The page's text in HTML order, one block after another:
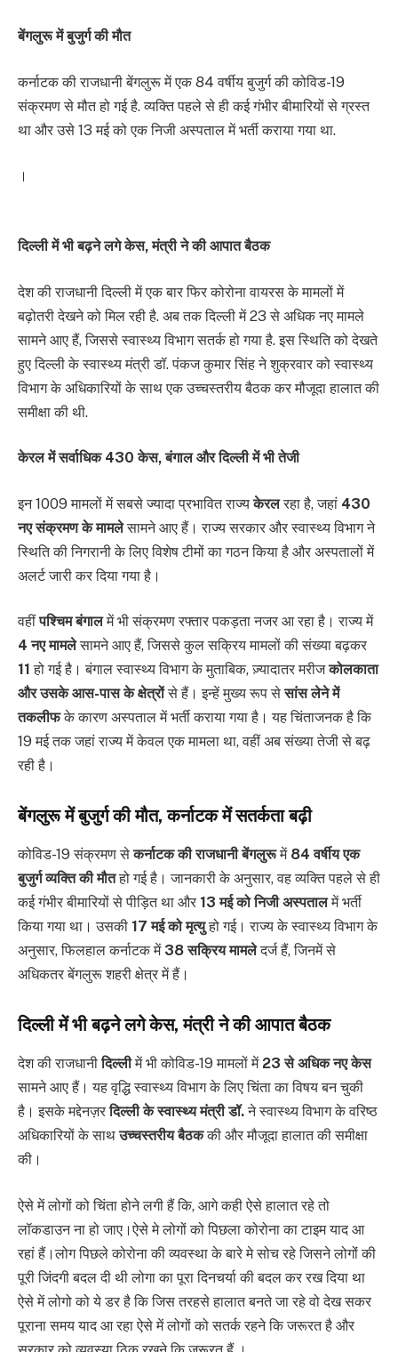
बेंगलुरू में बुजुर्ग की मौत
कर्नाटक की राजधानी बेंगलुरू में एक 84 वर्षीय बुजुर्ग की कोविड-19
संक्रमण से मौत हो गई है. व्यक्ति पहले से ही कई गंभीर बीमारियों से ग्रस्त
था और उसे 13 मई को एक निजी अस्पताल में भर्ती कराया गया था.
।
दिल्ली में भी बढ़ने लगे केस, मंत्री ने की आपात बैठक
देश की राजधानी दिल्ली में एक बार फिर कोरोना वायरस के मामलों में
बढ़ोतरी देखने को मिल रही है. अब तक दिल्ली में 23 से अधिक नए मामले
सामने आए हैं, जिससे स्वास्थ्य विभाग सतर्क हो गया है. इस स्थिति को देखते
हुए दिल्ली के स्वास्थ्य मंत्री डॉ. पंकज कुमार सिंह ने शुक्रवार को स्वास्थ्य
विभाग के अधिकारियों के साथ एक उच्चस्तरीय बैठक कर मौजूदा हालात की
समीक्षा की थी.
केरल में सर्वाधिक 430 केस, बंगाल और दिल्ली में भी तेजी
इन 1009 मामलों में सबसे ज्यादा प्रभावित राज्यकेरलरहा है, जहां 430
नए संक्रमण के मामलेसामने आए हैं। राज्य सरकार और स्वास्थ्य विभाग ने
स्थिति की निगरानी के लिए विशेष टीमों का गठन किया है और अस्पतालों में
अलर्ट जारी कर दिया गया है।
वहींपश्चिम बंगालमें भी संक्रमण रफ्तार पकड़ता नजर आ रहा है। राज्य में
4 नए मामलेसामने आए हैं, जिससे कुल सक्रिय मामलों की संख्या बढ़कर
11 हो गई है। बंगाल स्वास्थ्य विभाग के मुताबिक, ज़्यादातर मरीजकोलकाता
और उसके आस-पास के क्षेत्रोंसे हैं। इन्हें मुख्य रूप सेसांस लेने में
तकलीफके कारण अस्पताल में भर्ती कराया गया है। यह चिंताजनक है कि
19 मई तक जहां राज्य में केवल एक मामला था, वहीं अब संख्या तेजी से बढ़
रही है।
बेंगलुरू में बुजुर्ग की मौत, कर्नाटक में सतर्कता बढ़ी
कोविड-19 संक्रमण सेकर्नाटक की राजधानी बेंगलुरूमें 84 वर्षीय एक
बुजुर्ग व्यक्ति की मौतहो गई है। जानकारी के अनुसार, वह व्यक्ति पहले से ही
कई गंभीर बीमारियों से पीड़ित था और 13 मई को निजी अस्पतालमें भर्ती
किया गया था। उसकी 17 मई को मृत्युहो गई। राज्य के स्वास्थ्य विभाग के
अनुसार, फिलहाल कर्नाटक में 38 सक्रिय मामलेदर्ज हैं, जिनमें से
अधिकतर बेंगलुरू शहरी क्षेत्र में हैं।
दिल्ली में भी बढ़ने लगे केस, मंत्री ने की आपात बैठक
देश की राजधानीदिल्लीमें भी कोविड-19 मामलों में 23 से अधिक नए केस
सामने आए हैं। यह वृद्धि स्वास्थ्य विभाग के लिए चिंता का विषय बन चुकी
है। इसके मद्देनज़रदिल्ली के स्वास्थ्य मंत्री डॉ.ने स्वास्थ्य विभाग के वरिष्ठ
अधिकारियों के साथउच्चस्तरीय बैठककी और मौजूदा हालात की समीक्षा
की।
ऐसे में लोगों को चिंता होने लगी हैं कि, आगे कही ऐसे हालात रहे तो
लॉकडाउन ना हो जाए।ऐसे मे लोगों को पिछला कोरोना का टाइम याद आ
रहां हैं।लोग पिछले कोरोना की व्यवस्था के बारे मे सोच रहे जिसने लोगोंं की
पूरी जिंदगी बदल दी थी लोगा का पूरा दिनचर्या की बदल कर रख दिया था
ऐसे में लोगो को ये डर है कि जिस तरहसे हालात बनते जा रहे वो देख सकर
पूराना समय याद आ रहा ऐसे में लोगों को सतर्क रहने कि जरूरत है और